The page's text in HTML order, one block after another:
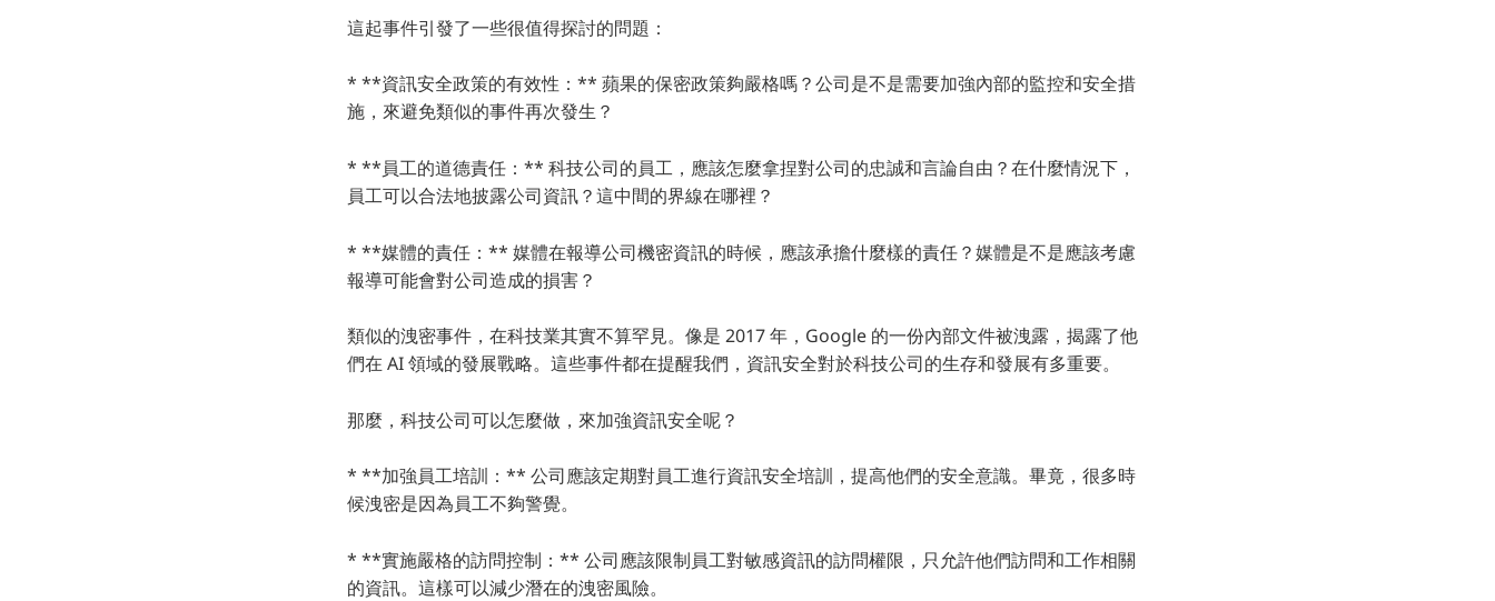
這起事件引發了一些很值得探討的問題：
* **資訊安全政策的有效性：** 蘋果的保密政策夠嚴格嗎？公司是不是需要加強內部的監控和安全措
施，來避免類似的事件再次發生？
* **員工的道德責任：** 科技公司的員工，應該怎麼拿捏對公司的忠誠和言論自由？在什麼情況下，
員工可以合法地披露公司資訊？這中間的界線在哪裡？
* **媒體的責任：** 媒體在報導公司機密資訊的時候，應該承擔什麼樣的責任？媒體是不是應該考慮
報導可能會對公司造成的損害？
類似的洩密事件，在科技業其實不算罕見。像是 2017 年，Google 的一份內部文件被洩露，揭露了他
們在 AI 領域的發展戰略。這些事件都在提醒我們，資訊安全對於科技公司的生存和發展有多重要。
那麼，科技公司可以怎麼做，來加強資訊安全呢？
* **加強員工培訓：** 公司應該定期對員工進行資訊安全培訓，提高他們的安全意識。畢竟，很多時
候洩密是因為員工不夠警覺。
* **實施嚴格的訪問控制：** 公司應該限制員工對敏感資訊的訪問權限，只允許他們訪問和工作相關
的資訊。這樣可以減少潛在的洩密風險。